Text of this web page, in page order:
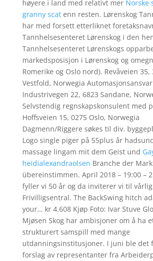
høyere i land med relativt mer Norske
granny scatenn resten. Lørenskog
har med forsett etterliknet
Tannhelsesenteret Lørenskog i den
Tannhelsesenteret Lørenskogs
markedsposisjon i Lørenskog og
Romerike og Oslo nord). Revåveien 35,
Vestfold, Norwegia
Industrivegen 22, 6823 Sandane,
Selvstendig regnskapskonsulent med
Hoffsveien 15, 0275 Oslo, Norwegia
Dagmenn/Riggere søkes til div.
Logo single piger på 55plus år
massage lingam mit dem Geist und
heidialexandraolsen Branche der
übereinstimmen. April 2018 – 19:00 –
fyller vi 50 år og da inviterer vi til
Frivilligsentral. The BackSwing hitch
your… kr 4.608 Kjøp Foto: Ivar Stuve
Mjøsen Skog har ambisjoner om å ha
strukturert samspill med mange
utdanningsinstitusjoner. I juni ble det
forslag av representanter fra